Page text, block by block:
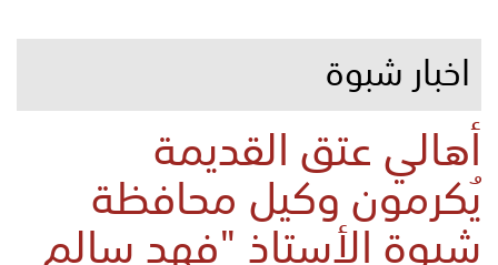
اخبار شبوة
أهالي عتق القديمة
يُكرمون وكيل محافظة
شبوة الأستاذ "فهد سالم